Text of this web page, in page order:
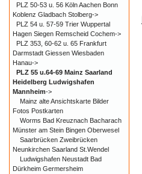
PLZ 50-53 u. 56 Köln Aachen Bonn
Koblenz Gladbach Stolberg->
PLZ 54 u. 57-59 Trier Wuppertal
Hagen Siegen Remscheid Cochem->
PLZ 353, 60-62 u. 65 Frankfurt
Darmstadt Giessen Wiesbaden
Hanau->
PLZ 55 u.64-69 Mainz Saarland
Heidelberg Ludwigshafen
Mannheim->
Mainz alte Ansichtskarte Bilder
Fotos Postkarten
Worms Bad Kreuznach Bacharach
Münster am Stein Bingen Oberwesel
Saarbrücken Zweibrücken
Neunkirchen Saarland St.Wendel
Ludwigshafen Neustadt Bad
Dürkheim Germersheim